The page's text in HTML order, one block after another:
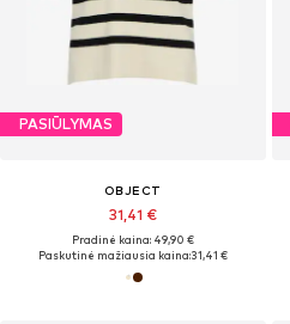
PASIŪLYMAS
OBJECT
31,41 €
Pradinė kaina: 49,90 €
Paskutinė mažiausia kaina:31,41 €